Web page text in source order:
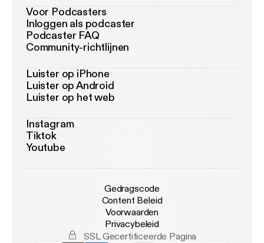
Voor Podcasters
Inloggen als podcaster
Podcaster FAQ
Community-richtlijnen
Luister op iPhone
Luister op Android
Luister op het web
Instagram
Tiktok
Youtube
Gedragscode
Content Beleid
Voorwaarden
Privacybeleid
SSL Gecertificeerde Pagina